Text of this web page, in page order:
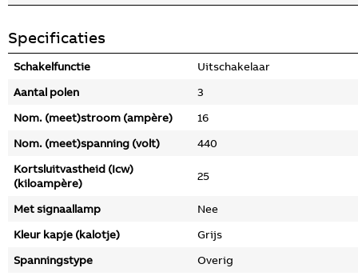
Specificaties
Schakelfunctie
Uitschakelaar
Aantal polen
3
Nom. (meet)stroom (ampère)
16
Nom. (meet)spanning (volt)
440
Kortsluitvastheid (Icw)
(kiloampère)
25
Met signaallamp
Nee
Kleur kapje (kalotje)
Grijs
Spanningstype
Overig